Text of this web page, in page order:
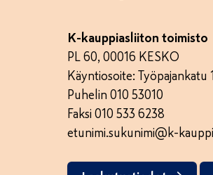
K-kauppiasliiton toimisto
PL 60, 00016 KESKO
Käyntiosoite: Työpajankatu
Puhelin 010 53010
Faksi 010 533 6238
etunimi.sukunimi@k-